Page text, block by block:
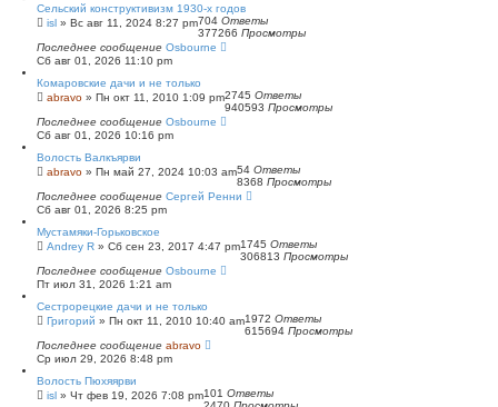
Сельский конструктивизм 1930-х годов
isl » Вс авг 11, 2024 8:27 pm704 Ответы
377266 Просмотры
Последнее сообщение Osbourne
Сб авг 01, 2026 11:10 pm
Комаровские дачи и не только
abravo » Пн окт 11, 2010 1:09 pm2745 Ответы
940593 Просмотры
Последнее сообщение Osbourne
Сб авг 01, 2026 10:16 pm
Волость Валкъярви
abravo » Пн май 27, 2024 10:03 am54 Ответы
8368 Просмотры
Последнее сообщение Сергей Ренни
Сб авг 01, 2026 8:25 pm
Мустамяки-Горьковское
Andrey R » Сб сен 23, 2017 4:47 pm1745 Ответы
306813 Просмотры
Последнее сообщение Osbourne
Пт июл 31, 2026 1:21 am
Сестрорецкие дачи и не только
Григорий » Пн окт 11, 2010 10:40 am1972 Ответы
615694 Просмотры
Последнее сообщение abravo
Ср июл 29, 2026 8:48 pm
Волость Пюхяярви
isl » Чт фев 19, 2026 7:08 pm101 Ответы